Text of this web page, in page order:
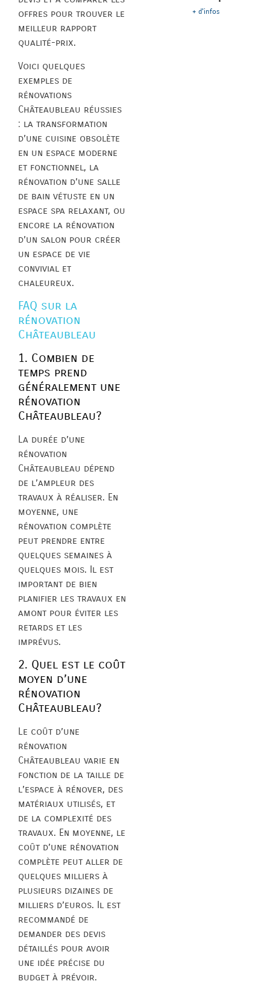
offres pour trouver le
meilleur rapport
qualité-prix.
Voici quelques
exemples de
rénovations
Châteaubleau réussies
: la transformation
d’une cuisine obsolète
en un espace moderne
et fonctionnel, la
rénovation d’une salle
de bain vétuste en un
espace spa relaxant, ou
encore la rénovation
d’un salon pour créer
un espace de vie
convivial et
chaleureux.
FAQ sur la
rénovation
Châteaubleau
1. Combien de
temps prend
généralement une
rénovation
Châteaubleau?
La durée d’une
rénovation
Châteaubleau dépend
de l’ampleur des
travaux à réaliser. En
moyenne, une
rénovation complète
peut prendre entre
quelques semaines à
quelques mois. Il est
important de bien
planifier les travaux en
amont pour éviter les
retards et les
imprévus.
2. Quel est le coût
moyen d’une
rénovation
Châteaubleau?
Le coût d’une
rénovation
Châteaubleau varie en
fonction de la taille de
l’espace à rénover, des
matériaux utilisés, et
de la complexité des
travaux. En moyenne, le
coût d’une rénovation
complète peut aller de
quelques milliers à
plusieurs dizaines de
milliers d’euros. Il est
recommandé de
demander des devis
détaillés pour avoir
une idée précise du
budget à prévoir.
+ d'infos